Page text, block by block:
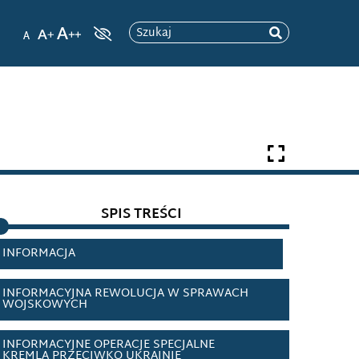
Szukaj
SPIS TREŚCI
HEJT
HONEYPOT
INFORMACJA
INFORMACYJNA REWOLUCJA W SPRAWACH
WOJSKOWYCH
INFORMACYJNE OPERACJE SPECJALNE